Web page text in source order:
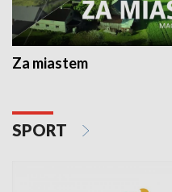
Za miastem
SPORT